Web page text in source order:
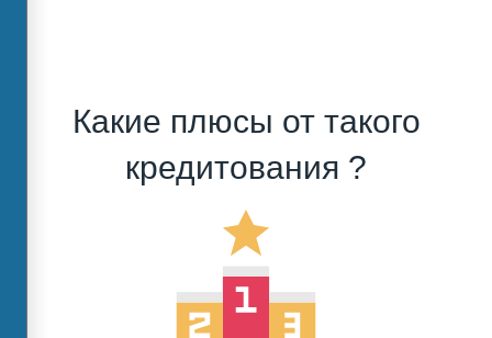
Какие плюсы от такого
кредитования ?